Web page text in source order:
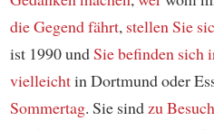
die Gegend fährt, stellen Sie
ist 1990 undSie befinden sich
vielleichtin Dortmund oder
Sommertag. Sie sindzu Besuch